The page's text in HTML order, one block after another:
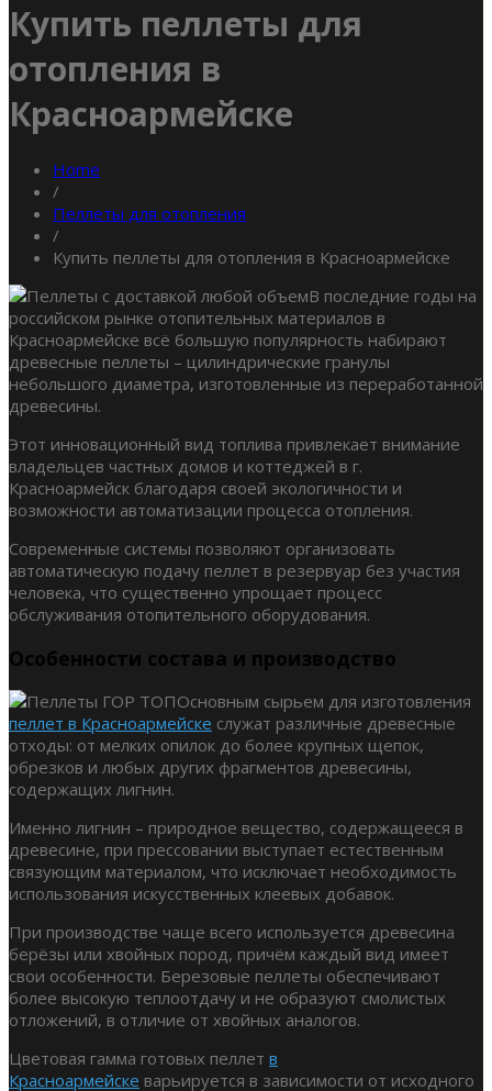
Купить пеллеты для
отопления в
Красноармейске
Home
/
Пеллеты для отопления
/
Купить пеллеты для отопления в Красноармейске
В последние годы на
российском рынке отопительных материалов в
Красноармейске всё большую популярность набирают
древесные пеллеты – цилиндрические гранулы
небольшого диаметра, изготовленные из переработанной
древесины.
Этот инновационный вид топлива привлекает внимание
владельцев частных домов и коттеджей в г.
Красноармейск благодаря своей экологичности и
возможности автоматизации процесса отопления.
Современные системы позволяют организовать
автоматическую подачу пеллет в резервуар без участия
человека, что существенно упрощает процесс
обслуживания отопительного оборудования.
Особенности состава и производство
Основным сырьем для изготовления
пеллет в Красноармейске служат различные древесные
отходы: от мелких опилок до более крупных щепок,
обрезков и любых других фрагментов древесины,
содержащих лигнин.
Именно лигнин – природное вещество, содержащееся в
древесине, при прессовании выступает естественным
связующим материалом, что исключает необходимость
использования искусственных клеевых добавок.
При производстве чаще всего используется древесина
берёзы или хвойных пород, причём каждый вид имеет
свои особенности. Березовые пеллеты обеспечивают
более высокую теплоотдачу и не образуют смолистых
отложений, в отличие от хвойных аналогов.
Цветовая гамма готовых пеллет в
Красноармейске варьируется в зависимости от исходного